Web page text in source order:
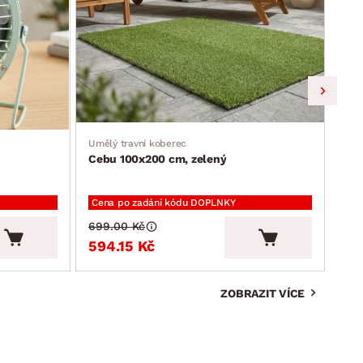
Umělý travní koberec
Cebu 100x200 cm, zelený
Cena po zadání kódu DOPLNKY
594.15 Kč
699.00 Kč
ZOBRAZIT VÍCE